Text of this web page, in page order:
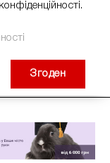
Згоден